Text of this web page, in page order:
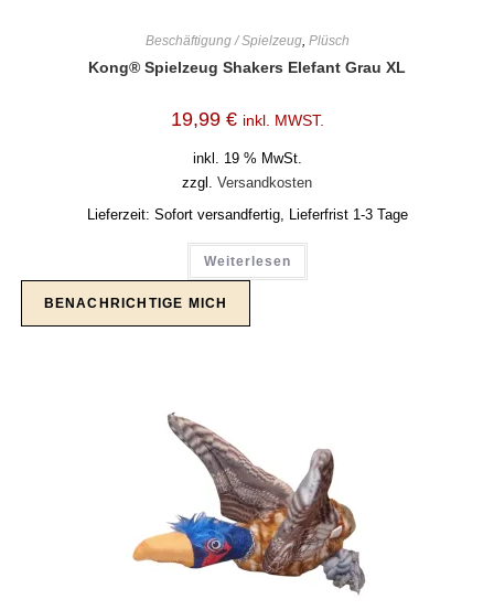
Beschäftigung / Spielzeug, Plüsch
Kong® Spielzeug Shakers Elefant Grau XL
19,99 € inkl. MWST.
inkl. 19 % MwSt.
zzgl. Versandkosten
Lieferzeit: Sofort versandfertig, Lieferfrist 1-3 Tage
Weiterlesen